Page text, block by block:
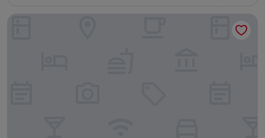
SpringHill Suites Tucson at The Bridges